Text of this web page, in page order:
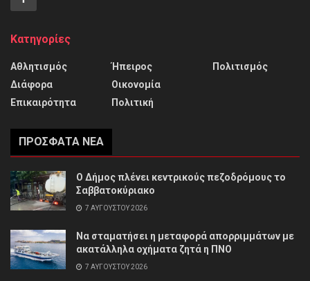
Κατηγορίες
Αθλητισμός
Διάφορα
Επικαιρότητα
Ήπειρος
Οικονομία
Πολιτική
Πολιτισμός
ΠΡΌΣΦΑΤΑ ΝΈΑ
Ο Δήμος πλένει κεντρικούς πεζοδρόμους το
Σαββατοκύριακο
7 ΑΥΓΟΎΣΤΟΥ 2026
Να σταματήσει η μεταφορά απορριμμάτων με
ακατάλληλα οχήματα ζητά η ΠΝΟ
7 ΑΥΓΟΎΣΤΟΥ 2026